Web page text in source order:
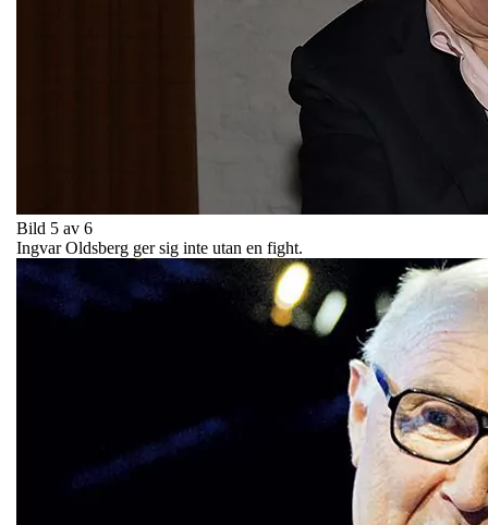
Bild 5 av 6
Ingvar Oldsberg ger sig inte utan en fight.